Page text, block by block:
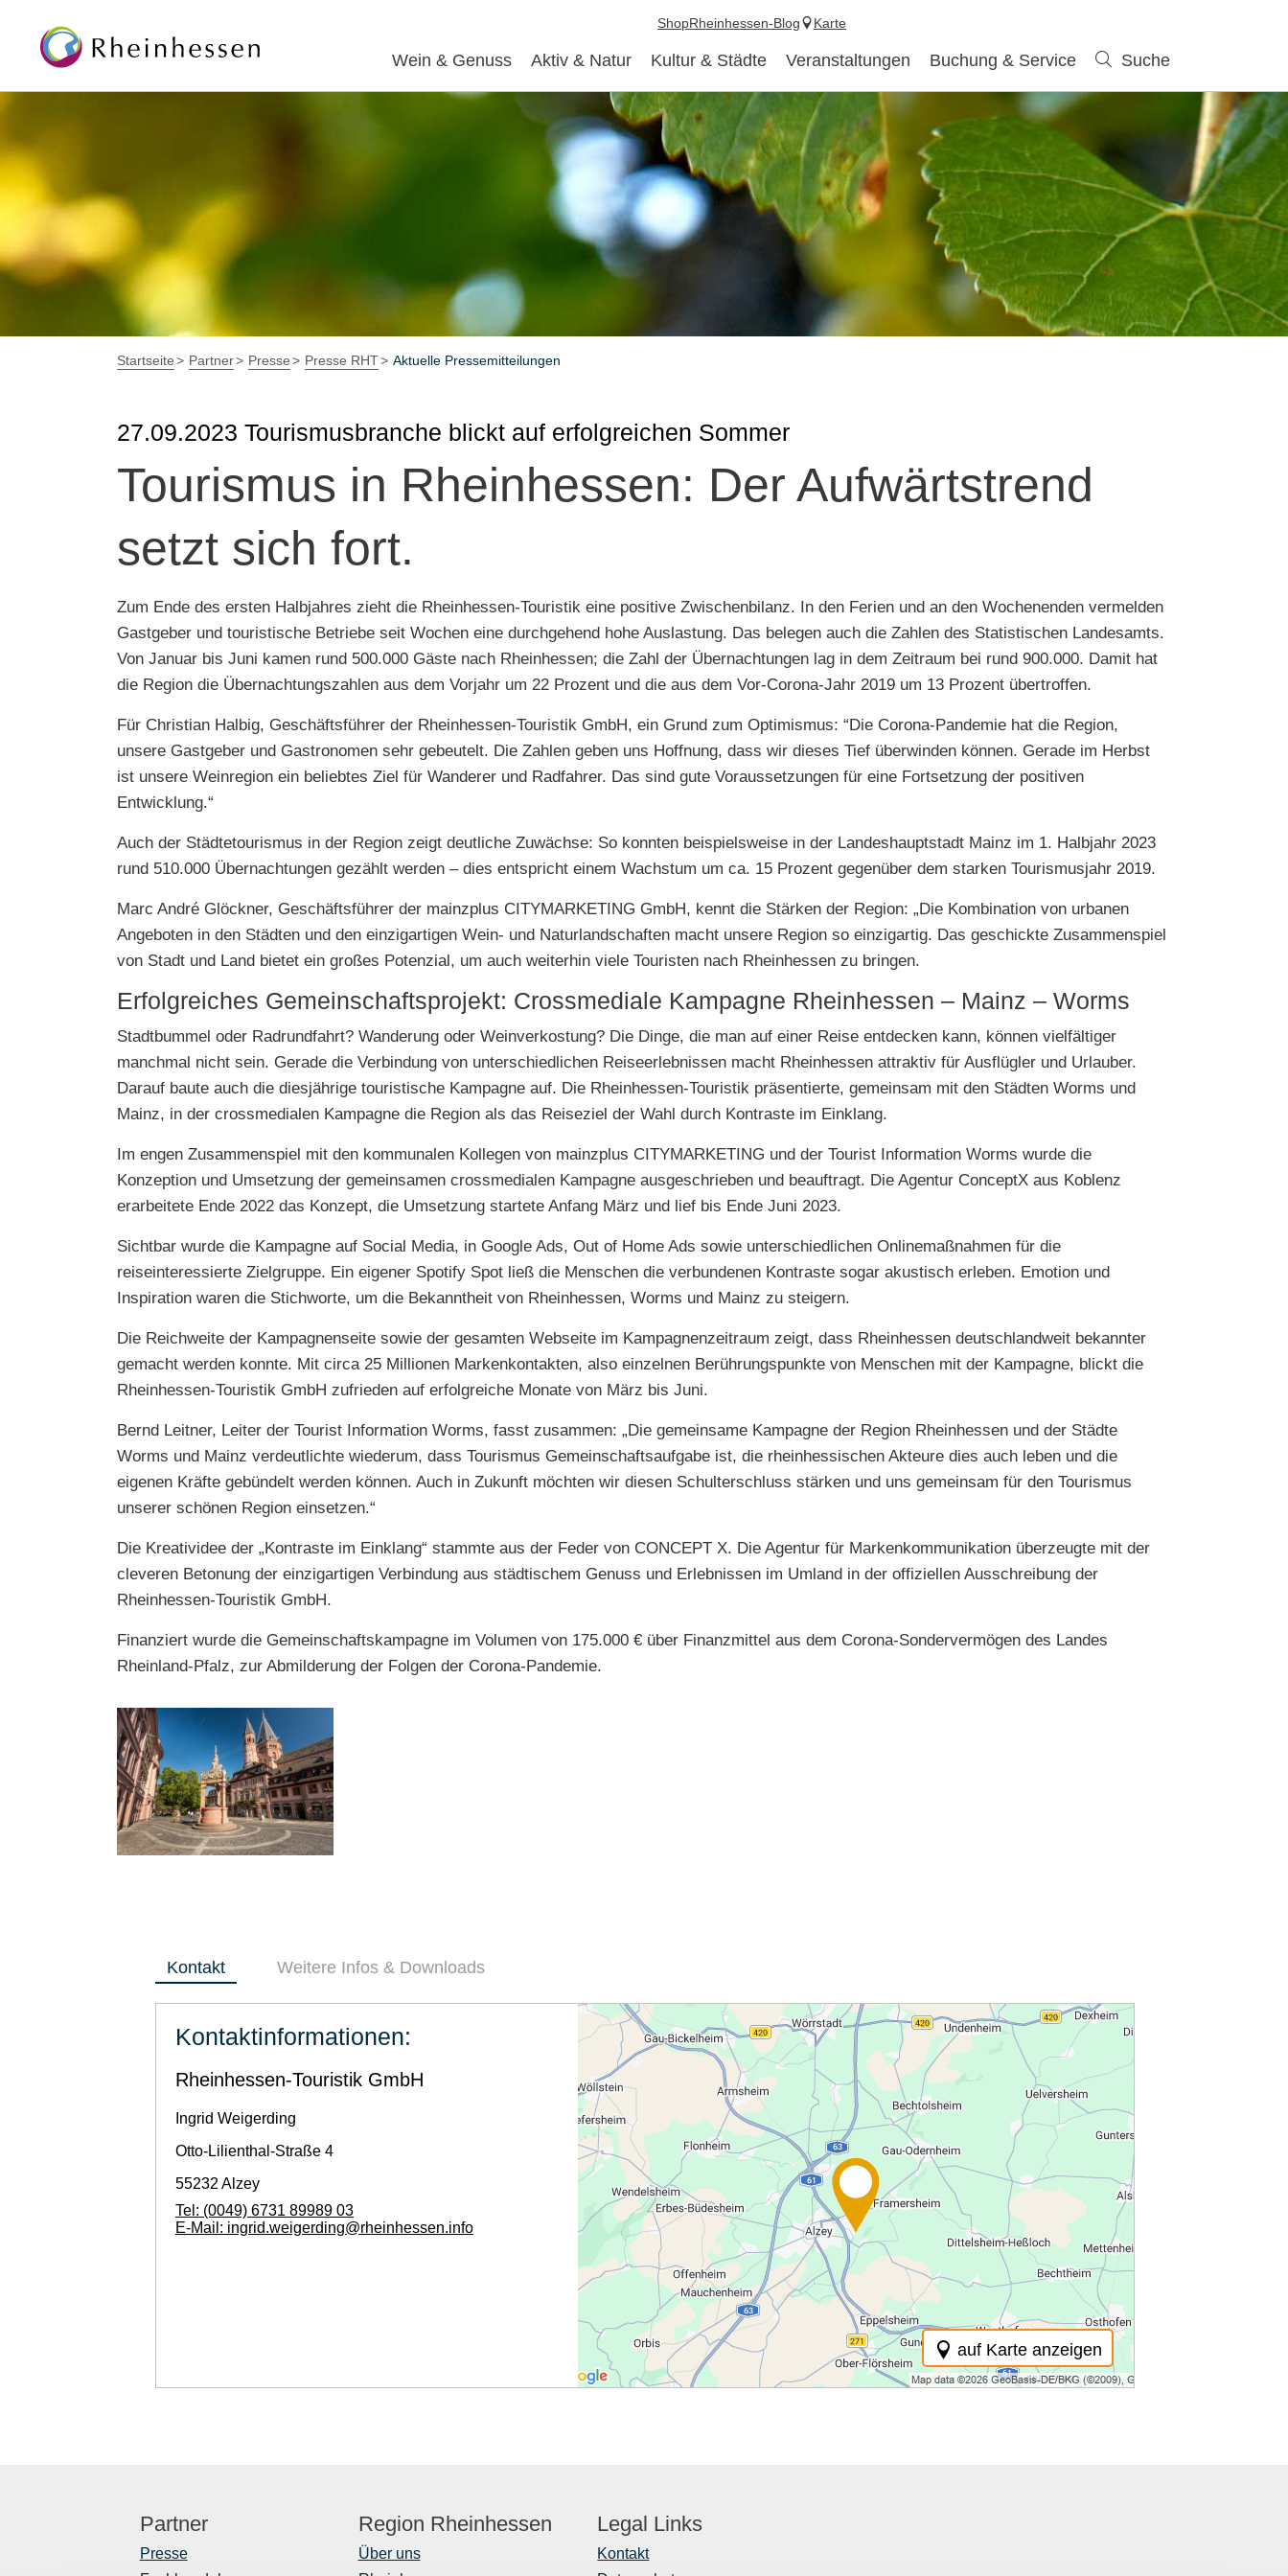
Wein & Genuss Aktiv & Natur Kultur & Städte Veranstaltungen Buchung & Service Suche
ShopRheinhessen-Blog Karte
Startseite Partner Presse Presse RHT Aktuelle Pressemitteilungen
27.09.2023 Tourismusbranche blickt auf erfolgreichen Sommer
Tourismus in Rheinhessen: Der Aufwärtstrend
setzt sich fort.
Zum Ende des ersten Halbjahres zieht die Rheinhessen-Touristik eine positive Zwischenbilanz. In den Ferien und an den Wochenenden vermelden
Gastgeber und touristische Betriebe seit Wochen eine durchgehend hohe Auslastung. Das belegen auch die Zahlen des Statistischen Landesamts.
Von Januar bis Juni kamen rund 500.000 Gäste nach Rheinhessen; die Zahl der Übernachtungen lag in dem Zeitraum bei rund 900.000. Damit hat
die Region die Übernachtungszahlen aus dem Vorjahr um 22 Prozent und die aus dem Vor-Corona-Jahr 2019 um 13 Prozent übertroffen.
Für Christian Halbig, Geschäftsführer der Rheinhessen-Touristik GmbH, ein Grund zum Optimismus: “Die Corona-Pandemie hat die Region,
unsere Gastgeber und Gastronomen sehr gebeutelt. Die Zahlen geben uns Hoffnung, dass wir dieses Tief überwinden können. Gerade im Herbst
ist unsere Weinregion ein beliebtes Ziel für Wanderer und Radfahrer. Das sind gute Voraussetzungen für eine Fortsetzung der positiven
Entwicklung.“
Auch der Städtetourismus in der Region zeigt deutliche Zuwächse: So konnten beispielsweise in der Landeshauptstadt Mainz im 1. Halbjahr 2023
rund 510.000 Übernachtungen gezählt werden – dies entspricht einem Wachstum um ca. 15 Prozent gegenüber dem starken Tourismusjahr 2019.
Marc André Glöckner, Geschäftsführer der mainzplus CITYMARKETING GmbH, kennt die Stärken der Region: „Die Kombination von urbanen
Angeboten in den Städten und den einzigartigen Wein- und Naturlandschaften macht unsere Region so einzigartig. Das geschickte Zusammenspiel
von Stadt und Land bietet ein großes Potenzial, um auch weiterhin viele Touristen nach Rheinhessen zu bringen.
Erfolgreiches Gemeinschaftsprojekt: Crossmediale Kampagne Rheinhessen – Mainz – Worms
Stadtbummel oder Radrundfahrt? Wanderung oder Weinverkostung? Die Dinge, die man auf einer Reise entdecken kann, können vielfältiger
manchmal nicht sein. Gerade die Verbindung von unterschiedlichen Reiseerlebnissen macht Rheinhessen attraktiv für Ausflügler und Urlauber.
Darauf baute auch die diesjährige touristische Kampagne auf. Die Rheinhessen-Touristik präsentierte, gemeinsam mit den Städten Worms und
Mainz, in der crossmedialen Kampagne die Region als das Reiseziel der Wahl durch Kontraste im Einklang.
Im engen Zusammenspiel mit den kommunalen Kollegen von mainzplus CITYMARKETING und der Tourist Information Worms wurde die
Konzeption und Umsetzung der gemeinsamen crossmedialen Kampagne ausgeschrieben und beauftragt. Die Agentur ConceptX aus Koblenz
erarbeitete Ende 2022 das Konzept, die Umsetzung startete Anfang März und lief bis Ende Juni 2023.
Sichtbar wurde die Kampagne auf Social Media, in Google Ads, Out of Home Ads sowie unterschiedlichen Onlinemaßnahmen für die
reiseinteressierte Zielgruppe. Ein eigener Spotify Spot ließ die Menschen die verbundenen Kontraste sogar akustisch erleben. Emotion und
Inspiration waren die Stichworte, um die Bekanntheit von Rheinhessen, Worms und Mainz zu steigern.
Die Reichweite der Kampagnenseite sowie der gesamten Webseite im Kampagnenzeitraum zeigt, dass Rheinhessen deutschlandweit bekannter
gemacht werden konnte. Mit circa 25 Millionen Markenkontakten, also einzelnen Berührungspunkte von Menschen mit der Kampagne, blickt die
Rheinhessen-Touristik GmbH zufrieden auf erfolgreiche Monate von März bis Juni.
Bernd Leitner, Leiter der Tourist Information Worms, fasst zusammen: „Die gemeinsame Kampagne der Region Rheinhessen und der Städte
Worms und Mainz verdeutlichte wiederum, dass Tourismus Gemeinschaftsaufgabe ist, die rheinhessischen Akteure dies auch leben und die
eigenen Kräfte gebündelt werden können. Auch in Zukunft möchten wir diesen Schulterschluss stärken und uns gemeinsam für den Tourismus
unserer schönen Region einsetzen.“
Die Kreatividee der „Kontraste im Einklang“ stammte aus der Feder von CONCEPT X. Die Agentur für Markenkommunikation überzeugte mit der
cleveren Betonung der einzigartigen Verbindung aus städtischem Genuss und Erlebnissen im Umland in der offiziellen Ausschreibung der
Rheinhessen-Touristik GmbH.
Finanziert wurde die Gemeinschaftskampagne im Volumen von 175.000 € über Finanzmittel aus dem Corona-Sondervermögen des Landes
Rheinland-Pfalz, zur Abmilderung der Folgen der Corona-Pandemie.
Kontakt Weitere Infos & Downloads
auf Karte anzeigen
Kontaktinformationen:
Rheinhessen-Touristik GmbH
Ingrid Weigerding
Otto-Lilienthal-Straße 4
55232 Alzey
Tel: (0049) 6731 89989 03
E-Mail: ingrid.weigerding@rheinhessen.info
Partner
Presse
Region Rheinhessen
Über uns
Legal Links
Kontakt